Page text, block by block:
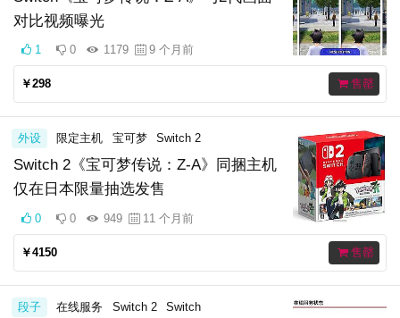
对比视频曝光
1 0 1179 9 个月前
￥298 售罄
Switch 2《宝可梦传说：Z-A》同捆主机
仅在日本限量抽选发售
外设 限定主机 宝可梦 Switch 2
0 0 949 11 个月前
￥4150 售罄
段子 在线服务 Switch 2 Switch